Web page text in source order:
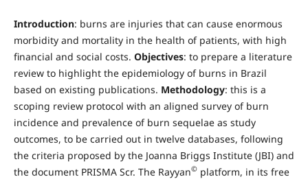
Introduction: burns are injuries that can cause enormous
morbidity and mortality in the health of patients, with high
financial and social costs. Objectives: to prepare a literature
review to highlight the epidemiology of burns in Brazil
based on existing publications. Methodology: this is a
scoping review protocol with an aligned survey of burn
incidence and prevalence of burn sequelae as study
outcomes, to be carried out in twelve databases, following
the criteria proposed by the Joanna Briggs Institute (JBI) and
the document PRISMA Scr. The Rayyan©platform, in its free